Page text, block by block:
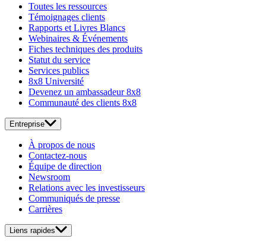
Toutes les ressources
Témoignages clients
Rapports et Livres Blancs
Webinaires & Événements
Fiches techniques des produits
Statut du service
Services publics
8x8 Université
Devenez un ambassadeur 8x8
Communauté des clients 8x8
Entreprise
À propos de nous
Contactez-nous
Équipe de direction
Newsroom
Relations avec les investisseurs
Communiqués de presse
Carrières
Liens rapides